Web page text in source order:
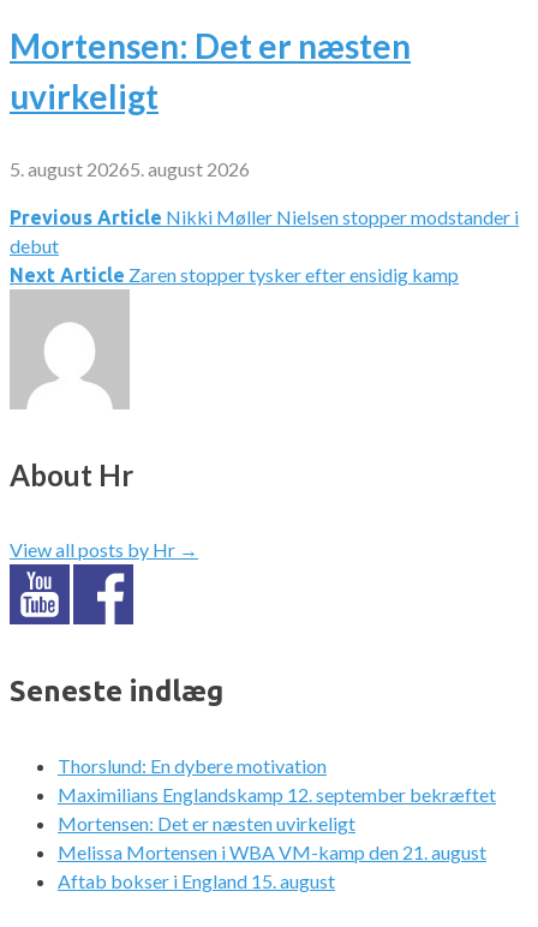
Mortensen: Det er næsten
uvirkeligt
5. august 20265. august 2026
Indlægsnavigation
Previous Article Nikki Møller Nielsen stopper modstander i
debut
Next Article Zaren stopper tysker efter ensidig kamp
About Hr
View all posts by Hr →
Seneste indlæg
Thorslund: En dybere motivation
Maximilians Englandskamp 12. september bekræftet
Mortensen: Det er næsten uvirkeligt
Melissa Mortensen i WBA VM-kamp den 21. august
Aftab bokser i England 15. august